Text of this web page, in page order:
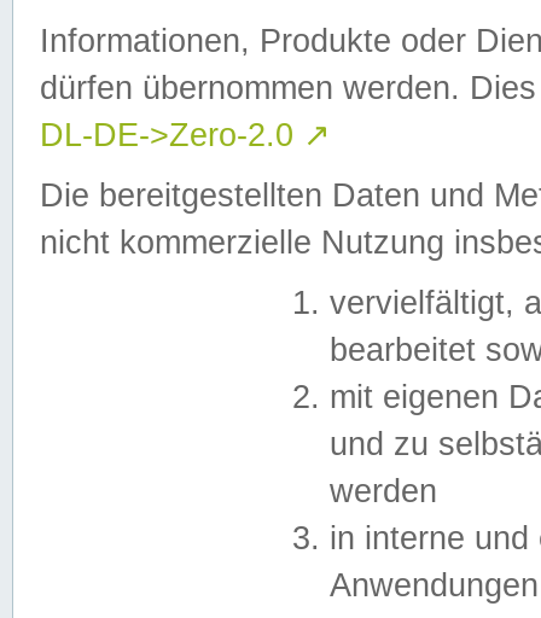
Informationen, Produkte oder
dürfen übernommen werden.
DL-DE->Zero-2.0 ↗
Die bereitgestellten Daten und
nicht kommerzielle Nutzung
vervielfältigt,
bearbeitet
mit eigenen
und zu
werden
in interne